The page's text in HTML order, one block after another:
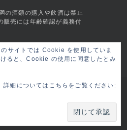
の酒類の購入や飲酒は禁止
販売には年齢確認が義務付
by reCAPTCHA and
PolicyandTerms of
本木 BAR莨樽(ロウタル/
Roppongi, Tokyo
サイトでは Cookie を使用していま
ると、Cookie の使用に同意したとみ
細についてはこちらをご覧ください: